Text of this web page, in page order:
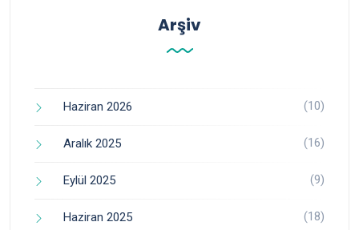
Arşiv
Haziran 2026 (10)
Aralık 2025 (16)
Eylül 2025 (9)
Haziran 2025 (18)